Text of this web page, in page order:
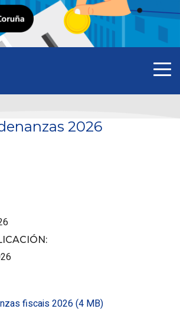
2026
:
fiscais 2026 (4 MB)